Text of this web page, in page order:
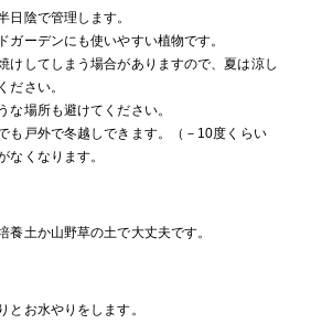
日陰で管理します。
ガーデンにも使いやすい植物です。
けしてしまう場合がありますので、夏は涼し
ださい。
な場所も避けてください。
も戸外で冬越しできます。（－10度くらい
なくなります。
養土か山野草の土で大丈夫です。
とお水やりをします。